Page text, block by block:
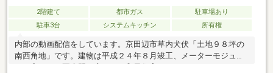
2階建て 都市ガス
駐車場あり
駐車3台
システムキッチン 所有権
内部の動画配信をしています。京田辺市草内犬伏「土地９８坪の
南西角地」です。建物は平成２４年８月竣工、メーターモジュー
ルの家です。冠木門と庭のある和風住宅。